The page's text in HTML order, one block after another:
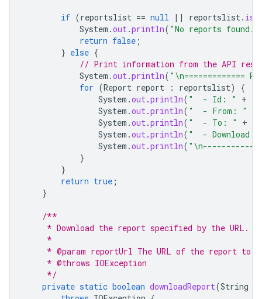
if (reportslist == null || reportslist.
System .out.println( "No reports found."
return false ;
} else {
// Print information from the API
System .out.println(
for (Report report : reportslist)
{
System .out.println( "  - Id: " +
System .out.println( "  - From: "
System .out.println( "  - To: " +
System .out.println( "  - Download
System .out.println(
}
}
return true ;
}
/**
* Download the report specified by the URL.
     *
* @param reportUrl The URL of the report to
     * @throws IOException
     */
private static boolean downloadReport(String